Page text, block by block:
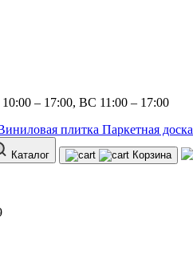
– 17:00, ВС 11:00 – 17:00
плитка Паркетная доска
Каталог Корзина